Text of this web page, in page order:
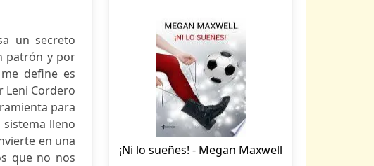
un secreto
patrón y por
define es
Leni Cordero
para
lleno
en una
que no nos
¡Ni lo sueñes! - Megan Maxwell